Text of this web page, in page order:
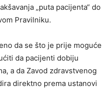
„puta pacijenta“ do
Pravilniku.
da se što je prije moguće
da pacijenti dobiju
a da Zavod zdravstvenog
direktno prema ustanovi